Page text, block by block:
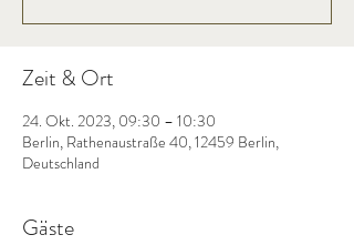
Zeit & Ort
24. Okt. 2023, 09:30 – 10:30
Berlin, Rathenaustraße 40, 12459 Berlin,
Deutschland
Gäste